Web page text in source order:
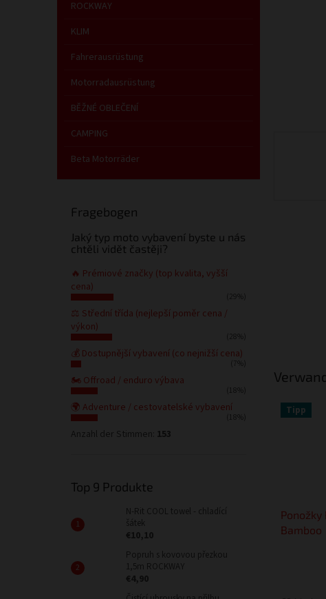
ROCKWAY
KLIM
Fahrerausrüstung
Motorradausrüstung
BĚŽNÉ OBLEČENÍ
CAMPING
Beta Motorräder
Fragebogen
Jaký typ moto vybavení byste u nás
chtěli vidět častěji?
🔥 Prémiové značky (top kvalita, vyšší
cena)
(29%)
⚖️ Střední třída (nejlepší poměr cena /
výkon)
(28%)
💰 Dostupnější vybavení (co nejnižší cena)
(7%)
🏍️ Offroad / enduro výbava
(18%)
🌍 Adventure / cestovatelské vybavení
(18%)
Anzahl der Stimmen: 153
Top 9 Produkte
N-Rit COOL towel - chladící
šátek
€10,10
Popruh s kovovou přezkou
1,5m ROCKWAY
€4,90
Tipp
Ponožky
Bamboo